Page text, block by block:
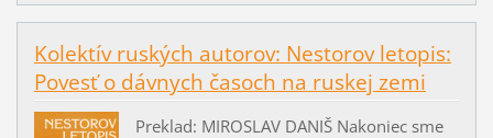
Kolektív ruských autorov: Nestorov letopis:
Povesť o dávnych časoch na ruskej zemi
Preklad: MIROSLAV DANIŠ Nakoniec sme